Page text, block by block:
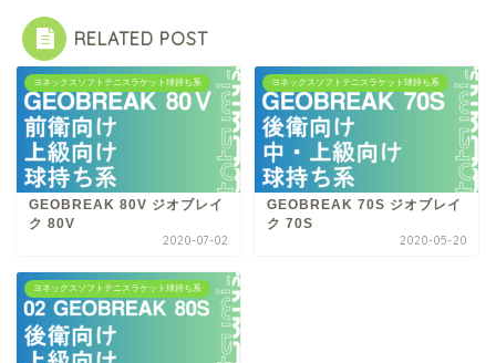
RELATED POST
ヨネックスソフトテニスラケット球持ち系
GEOBREAK 80V ジオブレイ
ク 80V
2020-07-02
ヨネックスソフトテニスラケット球持ち系
GEOBREAK 70S ジオブレイ
ク 70S
2020-05-20
ヨネックスソフトテニスラケット球持ち系